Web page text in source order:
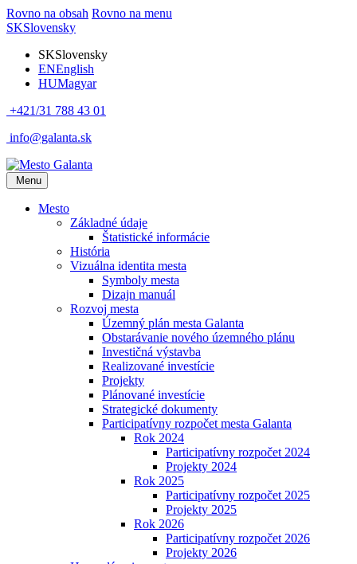
Rovno na obsah Rovno na menu
SKSlovensky
SKSlovensky
ENEnglish
HUMagyar
+421/31 788 43 01
info@galanta.sk
Menu
Mesto
Základné údaje
Štatistické informácie
História
Vizuálna identita mesta
Symboly mesta
Dizajn manuál
Rozvoj mesta
Územný plán mesta Galanta
Obstarávanie nového územného plánu
Investičná výstavba
Realizované investície
Projekty
Plánované investície
Strategické dokumenty
Participatívny rozpočet mesta Galanta
Rok 2024
Participatívny rozpočet 2024
Projekty 2024
Rok 2025
Participatívny rozpočet 2025
Projekty 2025
Rok 2026
Participatívny rozpočet 2026
Projekty 2026